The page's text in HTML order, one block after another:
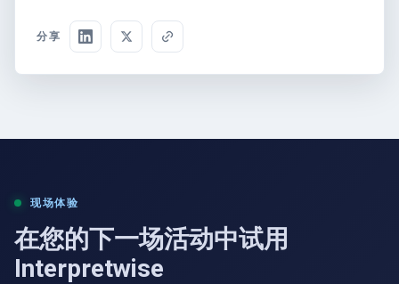
分享
现场体验
在您的下一场活动中试用
Interpretwise